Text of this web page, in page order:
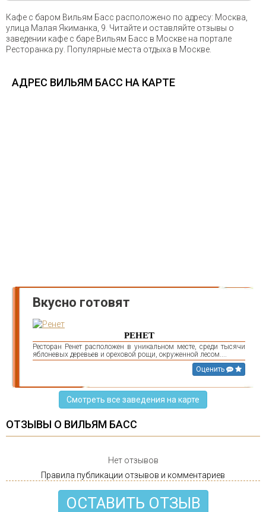
Кафе с баром Вильям Басс расположено по адресу: Москва,
улица Малая Якиманка, 9. Читайте и оставляйте отзывы о
заведении кафе с баре Вильям Басс в Москве на портале
Ресторанка.ру. Популярные места отдыха в Москве.
АДРЕС ВИЛЬЯМ БАСС НА КАРТЕ
Вкусно готовят
РЕНЕТ
Ресторан Ренет расположен в уникальном месте, среди тысячи
яблоневых деревьев и ореховой рощи, окруженной лесом....
Оценить
Смотреть все заведения на карте
ОТЗЫВЫ О ВИЛЬЯМ БАСС
Нет отзывов
Правила публикации отзывов и комментариев
ОСТАВИТЬ ОТЗЫВ